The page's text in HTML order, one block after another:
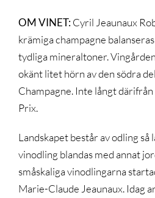
OM VINET:Cyril Jeaunaux
krämiga champagne
tydliga mineraltoner.
okänt litet hörn av den södra
Champagne. Inte långt
Prix.
Landskapet består av odling så
vinodling blandas med annat
småskaliga vinodlingarna
Marie-Claude Jeaunaux. Idag